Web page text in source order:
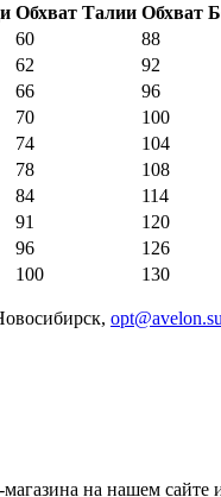
Обхват Талии Обхват
60
88
62
92
66
96
70
100
74
104
78
108
84
114
91
120
96
126
100 130
opt@avelon.su
на нашем